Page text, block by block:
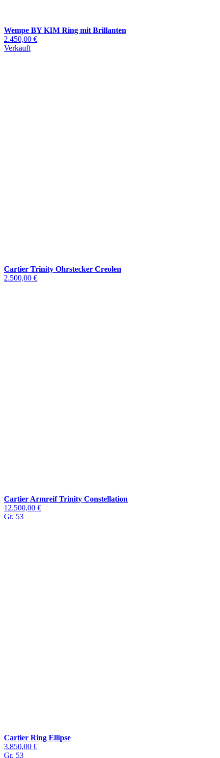
Wempe BY KIM Ring mit Brillanten
2.450,00 €
Verkauft
Cartier Trinity Ohrstecker Creolen
2.500,00 €
Cartier Armreif Trinity Constellation
12.500,00 €
Gr. 53
Cartier Ring Ellipse
3.850,00 €
Gr. 53